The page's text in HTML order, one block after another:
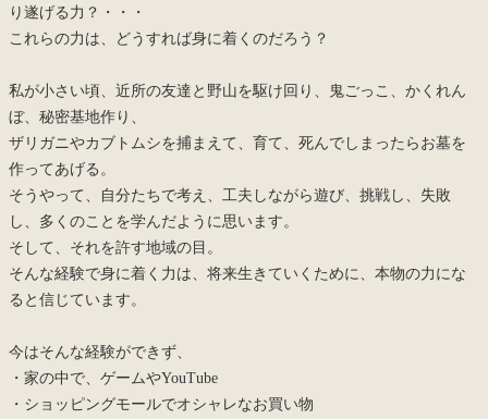
り遂げる力？・・・
これらの力は、どうすれば身に着くのだろう？
私が小さい頃、近所の友達と野山を駆け回り、鬼ごっこ、かくれん
ぼ、秘密基地作り、
ザリガニやカブトムシを捕まえて、育て、死んでしまったらお墓を
作ってあげる。
そうやって、自分たちで考え、工夫しながら遊び、挑戦し、失敗
し、多くのことを学んだように思います。
そして、それを許す地域の目。
そんな経験で身に着く力は、将来生きていくために、本物の力にな
ると信じています。
今はそんな経験ができず、
・家の中で、ゲームやYouTube
・ショッピングモールでオシャレなお買い物